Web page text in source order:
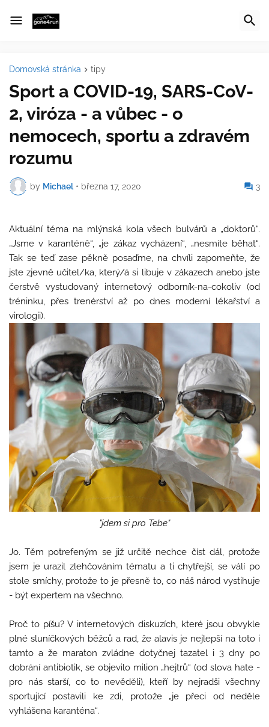
Domovská stránka tipy
Sport a COVID-19, SARS-CoV-
2, viróza - a vůbec - o
nemocech, sportu a zdravém
rozumu
by Michael • března 17, 2020 3
Aktuální téma na mlýnská kola všech bulvárů a „doktorů“.
„Jsme v karanténě“, „je zákaz vycházení“, „nesmíte běhat“.
Tak se teď zase pěkně posaďme, na chvíli zapomeňte, že
jste zjevně učitel/ka, který/á si libuje v zákazech anebo jste
čerstvě vystudovaný internetový odborník-na-cokoliv (od
tréninku, přes trenérství až po dnes moderní lékařství a
virologii).
"jdem si pro Tebe"
Jo. Těm potrefeným se již určitě nechce číst dál, protože
jsem je urazil zlehčováním tématu a ti chytřejší, se válí po
stole smíchy, protože to je přesně to, co náš národ vystihuje
- být expertem na všechno.
Proč to píšu? V internetových diskuzích, které jsou obvykle
plné sluníčkových běžců a rad, že alavis je nejlepší na toto i
tamto a že maraton zvládne dotyčnej tazatel i 3 dny po
dobrání antibiotik, se objevilo milion „hejtrů“ (od slova hate -
pro nás starší, co to nevěděli), kteří by nejradši všechny
sportující postavili ke zdi, protože „je přeci od neděle
vyhlášena karanténa“.